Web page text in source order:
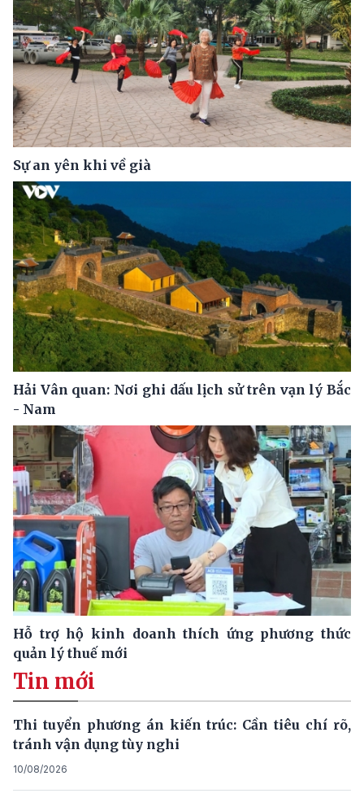
Sự an yên khi về già
Hải Vân quan: Nơi ghi dấu lịch sử trên vạn lý Bắc
- Nam
Hỗ trợ hộ kinh doanh thích ứng phương thức
quản lý thuế mới
Tin mới
Thi tuyển phương án kiến trúc: Cần tiêu chí rõ,
tránh vận dụng tùy nghi
10/08/2026